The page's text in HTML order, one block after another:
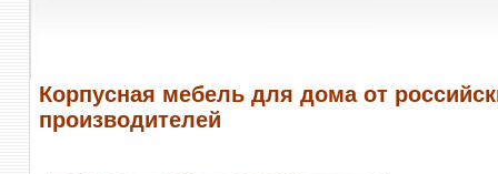
Корпусная мебель для дома от
производителей